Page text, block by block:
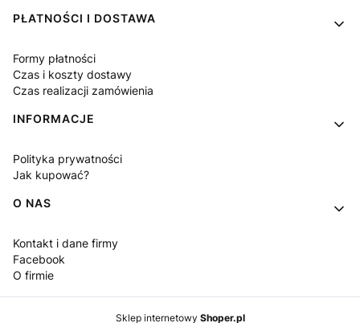
PŁATNOŚCI I DOSTAWA
Formy płatności
Czas i koszty dostawy
Czas realizacji zamówienia
INFORMACJE
Polityka prywatności
Jak kupować?
O NAS
Kontakt i dane firmy
Facebook
O firmie
Sklep internetowy Shoper.pl